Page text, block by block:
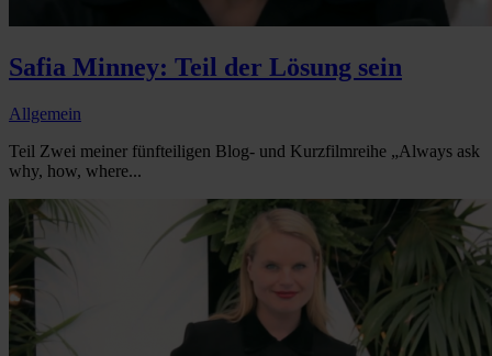
Safia Minney: Teil der Lösung sein
Allgemein
Teil Zwei meiner fünfteiligen Blog- und Kurzfilmreihe „Always ask
why, how, where...